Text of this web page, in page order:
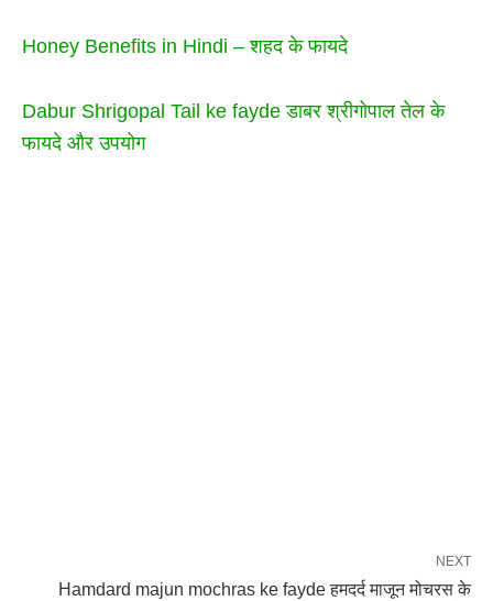
Honey Benefits in Hindi – शहद के फायदे
Dabur Shrigopal Tail ke fayde डाबर श्रीगोपाल तेल के
फायदे और उपयोग
NEXT
Hamdard majun mochras ke fayde हमदर्द माजून मोचरस के